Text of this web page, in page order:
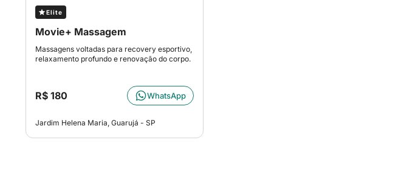
Elite
Movie+ Massagem
Massagens voltadas para recovery esportivo,
relaxamento profundo e renovação do corpo.
R$ 180 WhatsApp
Jardim Helena Maria, Guarujá - SP